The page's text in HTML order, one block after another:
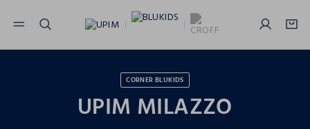
NAVIGATION.ARIA.GOTOMAINCONTENT
CORNER BLUKIDS
UPIM MILAZZO